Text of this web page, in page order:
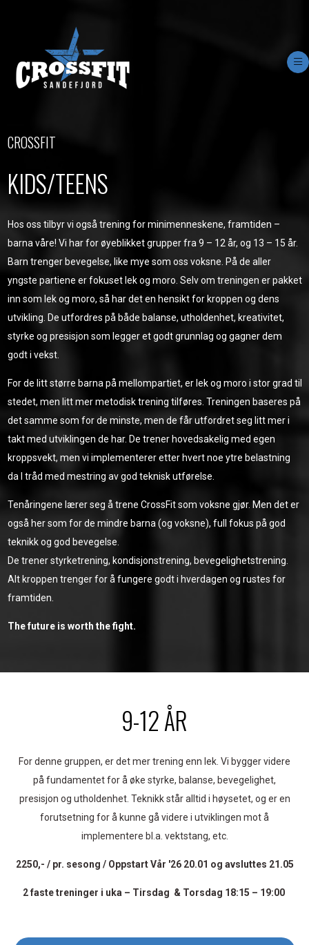
CROSSFIT
KIDS/TEENS
Hos oss tilbyr vi også trening for minimenneskene, framtiden –
barna våre! Vi har for øyeblikket grupper fra 9 – 12 år, og 13 – 15 år.
Barn trenger bevegelse, like mye som oss voksne. På de aller
yngste partiene er fokuset lek og moro. Selv om treningen er pakket
inn som lek og moro, så har det en hensikt for kroppen og dens
utvikling. De utfordres på både balanse, utholdenhet, kreativitet,
styrke og presisjon som legger et godt grunnlag og gagner dem
godt i vekst.
For de litt større barna på mellompartiet, er lek og moro i stor grad til
stedet, men litt mer metodisk trening tilføres. Treningen baseres på
det samme som for de minste, men de får utfordret seg litt mer i
takt med utviklingen de har. De trener hovedsakelig med egen
kroppsvekt, men vi implementerer etter hvert noe ytre belastning
da I tråd med mestring av god teknisk utførelse.
Tenåringene lærer seg å trene CrossFit som voksne gjør. Men det er
også her som for de mindre barna (og voksne), full fokus på god
teknikk og god bevegelse.
De trener styrketrening, kondisjonstrening, bevegelighetstrening.
Alt kroppen trenger for å fungere godt i hverdagen og rustes for
framtiden.
The future is worth the fight.
9-12 ÅR
For denne gruppen, er det mer trening enn lek. Vi bygger videre
på fundamentet for å øke styrke, balanse, bevegelighet,
presisjon og utholdenhet. Teknikk står alltid i høysetet, og er en
forutsetning for å kunne gå videre i utviklingen mot å
implementere bl.a. vektstang, etc.
2250,- / pr. sesong / Oppstart Vår '26 20.01 og avsluttes 21.05
2 faste treninger i uka – Tirsdag & Torsdag 18:15 – 19:00